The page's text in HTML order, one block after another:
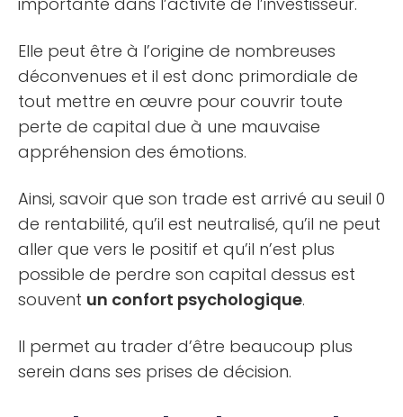
Elle peut être à l’origine de nombreuses
déconvenues et il est donc primordiale de
tout mettre en œuvre pour couvrir toute
perte de capital due à une mauvaise
appréhension des émotions.
Ainsi, savoir que son trade est arrivé au seuil 0
de rentabilité, qu’il est neutralisé, qu’il ne peut
aller que vers le positif et qu’il n’est plus
possible de perdre son capital dessus est
souvent un confort psychologique.
Il permet au trader d’être beaucoup plus
serein dans ses prises de décision.